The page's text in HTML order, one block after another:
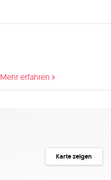
Mehr erfahren
Karte zeigen